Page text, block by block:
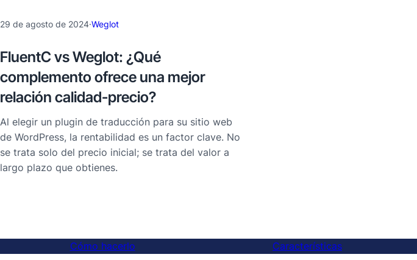
29 de agosto de 2024·Weglot
FluentC vs Weglot: ¿Qué
complemento ofrece una mejor
relación calidad-precio?
Al elegir un plugin de traducción para su sitio web
de WordPress, la rentabilidad es un factor clave. No
se trata solo del precio inicial; se trata del valor a
largo plazo que obtienes.
Cómo hacerlo Características